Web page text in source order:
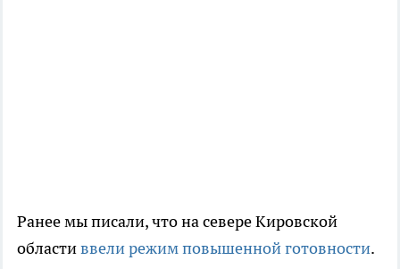
Ранее мы писали, что на севере Кировской
областиввели режим повышенной готовности.